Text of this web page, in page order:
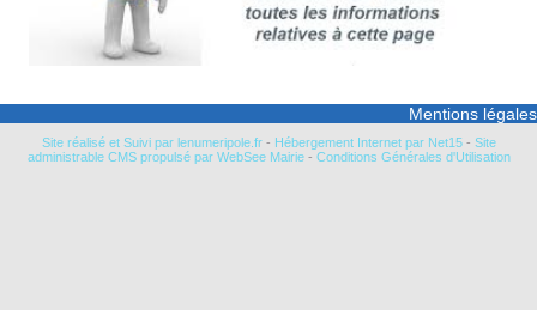
Mentions légales
Site réalisé et Suivi par lenumeripole.fr- Hébergement Internet par Net15- Site
administrable CMS propulsé par WebSee Mairie- Conditions Générales d'Utilisation